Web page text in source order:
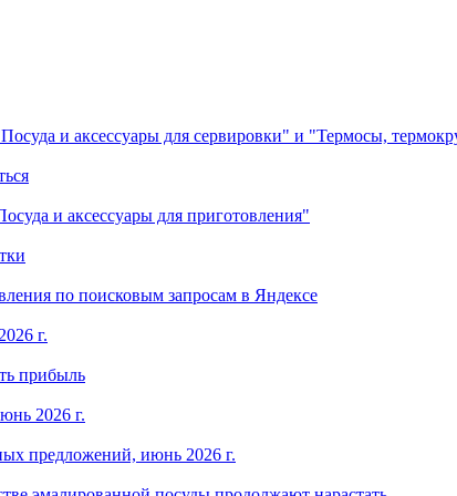
и аксессуары для сервировки" и "Термосы,
и аксессуары для приготовления"
по поисковым запросам в Яндексе
г.
прибыль
2026 г.
предложений, июнь 2026 г.